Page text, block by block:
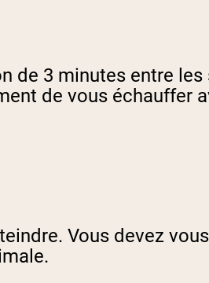
de 3 minutes entre les
de vous échauffer
Vous devez